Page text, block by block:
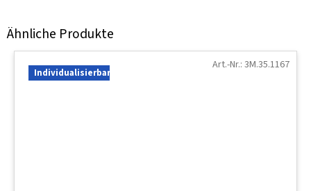
Individualisierbar
Art.-Nr.: 3M.35.1167